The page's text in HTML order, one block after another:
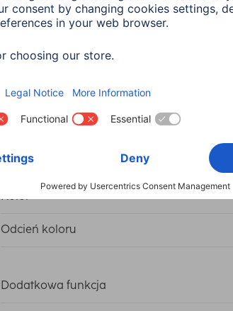
Pobierz
Kolor
Odcień koloru
Dodatkowa funkcja